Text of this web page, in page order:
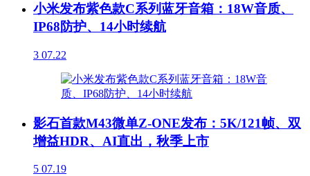
小米发布紫色款C系列蓝牙音箱：18W音质、
IP68防护、14小时续航
3 07.22
影石首款M43微单Z-ONE发布：5K/121帧、双
增益HDR、AI直出，秋季上市
5 07.19